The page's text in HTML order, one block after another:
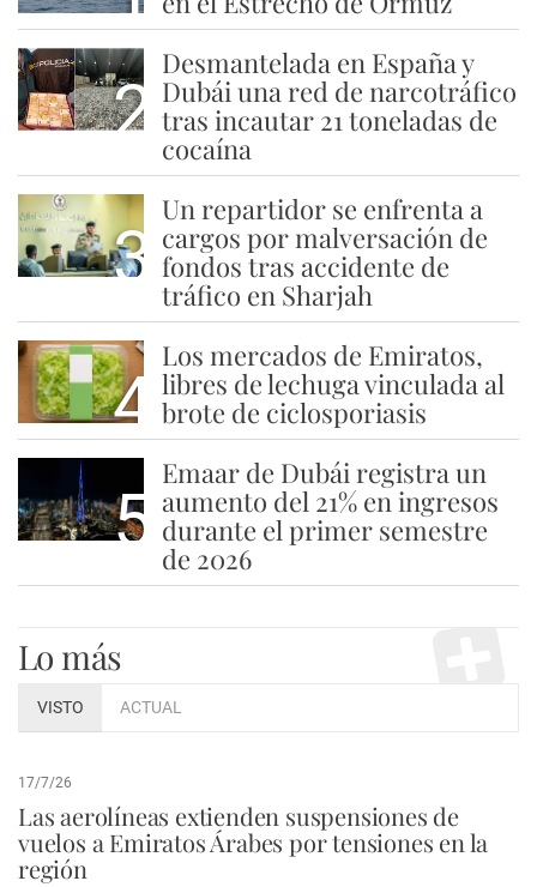
2
Desmantelada en España y
Dubái una red de narcotráfico
tras incautar 21 toneladas de
cocaína
3
Un repartidor se enfrenta a
cargos por malversación de
fondos tras accidente de
tráfico en Sharjah
4
Los mercados de Emiratos,
libres de lechuga vinculada al
brote de ciclosporiasis
5
Emaar de Dubái registra un
aumento del 21% en ingresos
durante el primer semestre
de 2026
Lo más
VISTO ACTUAL
17/7/26
Las aerolíneas extienden suspensiones de
vuelos a Emiratos Árabes por tensiones en la
región